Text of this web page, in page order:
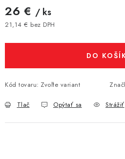
26 € / ks
21,14 € bez DPH
DO
Kód tovaru: Zvoľte variant
Tlač Opýtať sa Strážiť